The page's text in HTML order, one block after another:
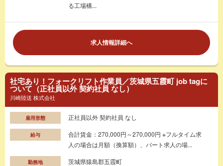
る工場構...
求人情報詳細へ
社宅あり！フォークリフト作業員／茨城県五霞町 job tagに
ついて（正社員以外 契約社員 なし）
川崎陸送 株式会社
雇用形態 正社員以外 契約社員 なし
給与
合計賃金：270,000円～270,000円 ※フルタイム求
人の場合は月額（換算額）、パート求人の場...
勤務地 茨城県猿島郡五霞町